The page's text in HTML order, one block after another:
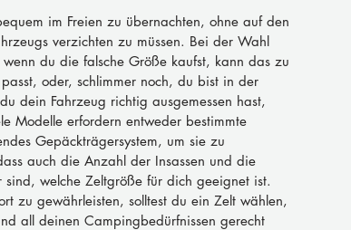
im Freien zu übernachten, ohne auf den
verzichten zu müssen. Bei der Wahl
du die falsche Größe kaufst, kann das zu
oder, schlimmer noch, du bist in der
dein Fahrzeug richtig ausgemessen hast,
Modelle erfordern entweder bestimmte
Gepäckträgersystem, um sie zu
auch die Anzahl der Insassen und die
welche Zeltgröße für dich geeignet ist.
zu gewährleisten, solltest du ein Zelt wählen,
all deinen Campingbedürfnissen gerecht